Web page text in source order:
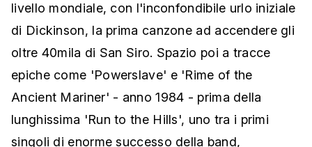
livello mondiale, con l'inconfondibile urlo iniziale
di Dickinson, la prima canzone ad accendere gli
oltre 40mila di San Siro. Spazio poi a tracce
epiche come 'Powerslave' e 'Rime of the
Ancient Mariner' - anno 1984 - prima della
lunghissima 'Run to the Hills', uno tra i primi
singoli di enorme successo della band,